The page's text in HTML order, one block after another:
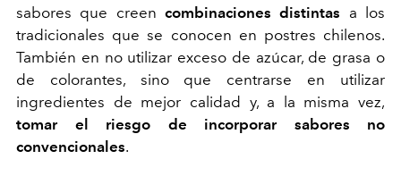
sabores que creen combinaciones distintas a los
tradicionales que se conocen en postres chilenos.
También en no utilizar exceso de azúcar, de grasa o
de colorantes, sino que centrarse en utilizar
ingredientes de mejor calidad y, a la misma vez,
tomar el riesgo de incorporar sabores no
convencionales.